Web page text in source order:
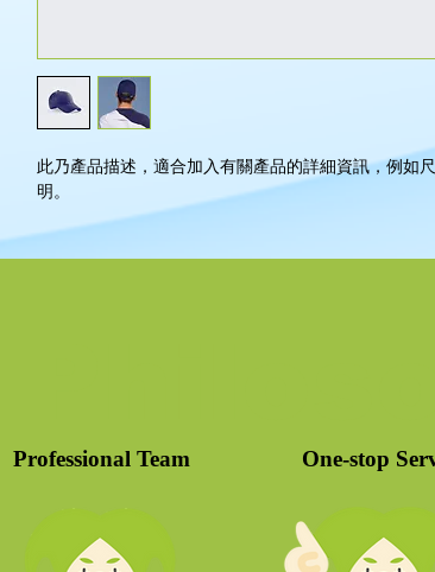
此乃產品描述，適合加入有關產品的詳細資訊，例如
明。
Professional Team One-stop